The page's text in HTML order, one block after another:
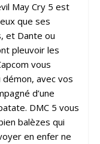
May Cry 5 est
que ses
et Dante ou
pleuvoir les
vous
avec vos
d’une
DMC 5 vous
balèzes qui
en enfer ne